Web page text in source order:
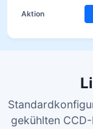
gekühlten